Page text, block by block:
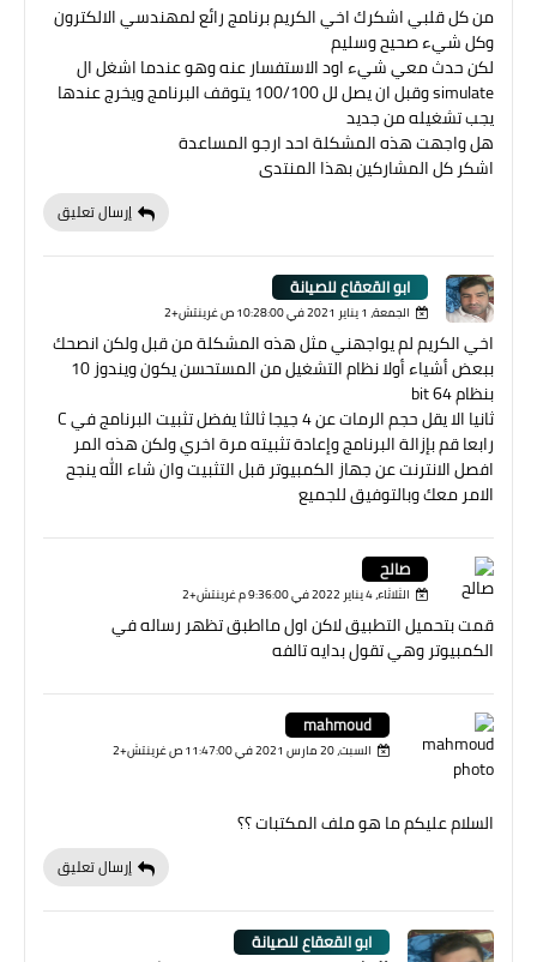
من كل قلبي اشكرك اخي الكريم برنامج رائع لمهندسي الالكترون
وكل شيء صحيح وسليم
لكن حدث معي شيء اود الاستفسار عنه وهو عندما اشغل ال
simulate وقبل ان يصل لل 100/100 يتوقف البرنامج ويخرج عندها
يجب تشغيله من جديد
هل واجهت هذه المشكلة احد ارجو المساعدة
اشكر كل المشاركين بهذا المنتدى
إرسال تعليق
ابو القعقاع للصيانة
الجمعة، 1 يناير 2021 في 10:28:00 ص غرينتش+2
اخي الكريم لم يواجهني مثل هذه المشكلة من قبل ولكن انصحك
ببعض أشياء أولا نظام التشغيل من المستحسن يكون ويندوز 10
بنظام 64 bit
ثانيا الا يقل حجم الرمات عن 4 جيجا ثالثا يفضل تثبيت البرنامج في C
رابعا قم بإزالة البرنامج وإعادة تثبيته مرة اخري ولكن هذه المر
افصل الانترنت عن جهاز الكمبيوتر قبل التثبيت وان شاء الله ينجح
الامر معك وبالتوفيق للجميع
صالح
الثلاثاء، 4 يناير 2022 في 9:36:00 م غرينتش+2
قمت بتحميل التطبيق لاكن اول مااطبق تظهر رساله في
الكمبيوتر وهي تقول بدايه تالفه
mahmoud
السبت، 20 مارس 2021 في 11:47:00 ص غرينتش+2
السلام عليكم ما هو ملف المكتبات ؟؟
إرسال تعليق
ابو القعقاع للصيانة